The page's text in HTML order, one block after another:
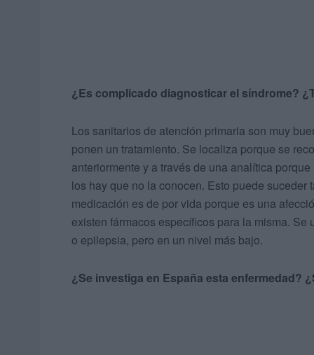
¿Es complicado diagnosticar el síndrome?
Los sanitarios de atención primaria son muy
ponen un tratamiento. Se localiza porque se
anteriormente y a través de una analítica
los hay que no la conocen. Esto puede
medicación es de por vida porque es una
existen fármacos específicos para la misma.
o epilepsia, pero en un nivel más bajo.
¿Se investiga en España esta enfermedad?